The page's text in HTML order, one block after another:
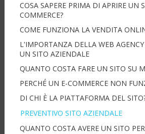
COSA SAPERE PRIMA DI APRIRE UN
COMMERCE?
COME FUNZIONA LA VENDITA
L'IMPORTANZA DELLA WEB AGENCY
UN SITO AZIENDALE
QUANTO COSTA FARE UN SITO SU
PERCHÉ UN E-COMMERCE NON
DI CHI È LA PIATTAFORMA DEL
PREVENTIVO SITO AZIENDALE
QUANTO COSTA AVERE UN SITO